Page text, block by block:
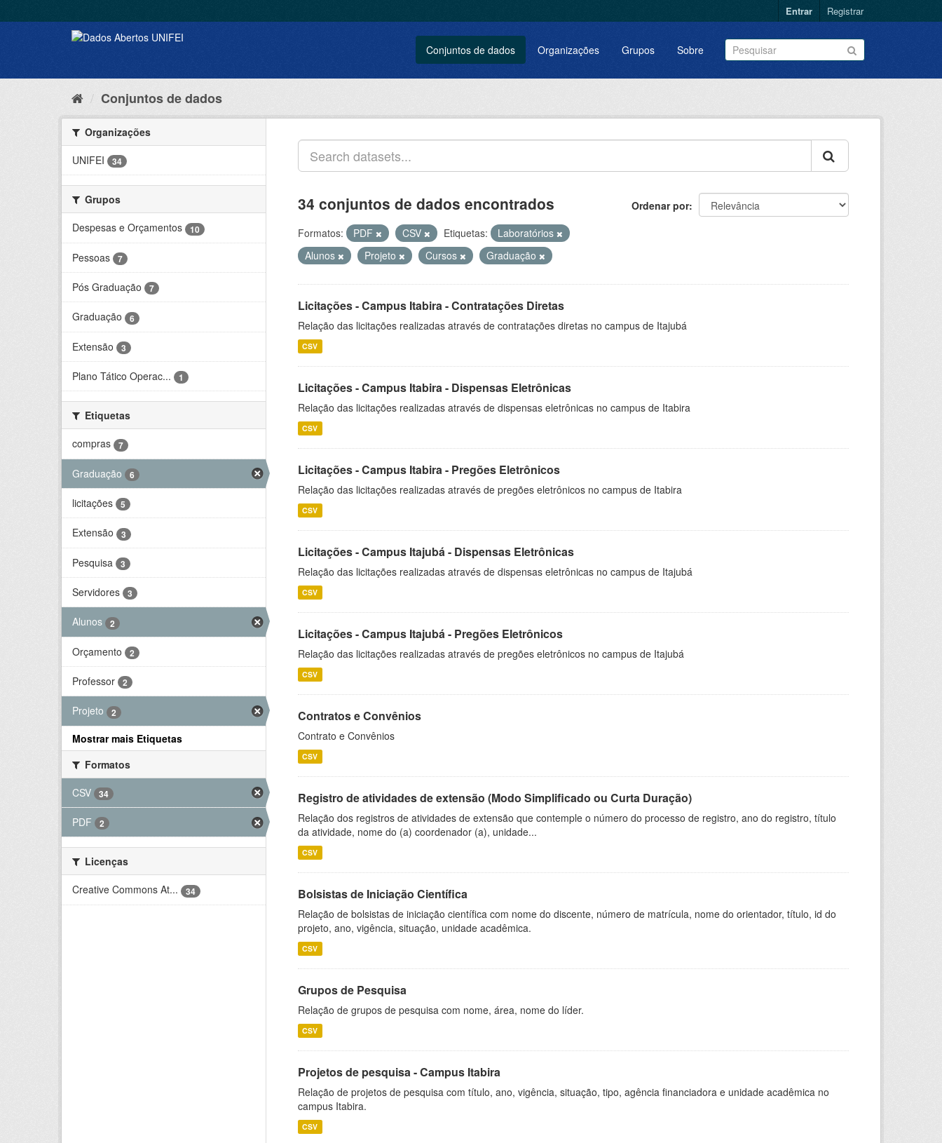
Entrar Registrar
Conjuntos de dados Organizações Grupos Sobre
Conjuntos de dados
Organizações
UNIFEI
34
Grupos
Despesas e Orçamentos
10
Pessoas 7
Pós Graduação 7
Graduação 6
Extensão 3
Plano Tático Operac... 1
Etiquetas
compras
7
Graduação 6
licitações 5
Extensão 3
Pesquisa 3
Servidores 3
Alunos 2
Orçamento 2
Professor 2
Projeto 2
Mostrar mais Etiquetas
Formatos
CSV
34
PDF 2
Licenças
Creative Commons At...
34
Ordenar por
34 conjuntos de dados encontrados
Formatos: PDF CSV Etiquetas:
Laboratórios
Alunos
Projeto Cursos Graduação
Licitações - Campus Itabira - Contratações Diretas
Relação das licitações realizadas através de contratações diretas no campus de Itajubá
CSV
Licitações - Campus Itabira - Dispensas Eletrônicas
Relação das licitações realizadas através de dispensas eletrônicas no campus de Itabira
CSV
Licitações - Campus Itabira - Pregões Eletrônicos
Relação das licitações realizadas através de pregões eletrônicos no campus de Itabira
CSV
Licitações - Campus Itajubá - Dispensas Eletrônicas
Relação das licitações realizadas através de dispensas eletrônicas no campus de Itajubá
CSV
Licitações - Campus Itajubá - Pregões Eletrônicos
Relação das licitações realizadas através de pregões eletrônicos no campus de Itajubá
CSV
Contratos e Convênios
Contrato e Convênios
CSV
Registro de atividades de extensão (Modo Simplificado ou Curta Duração)
Relação dos registros de atividades de extensão que contemple o número do processo de registro, ano do registro, título
da atividade, nome do (a) coordenador (a), unidade...
CSV
Bolsistas de Iniciação Científica
Relação de bolsistas de iniciação científica com nome do discente, número de matrícula, nome do orientador, título, id do
projeto, ano, vigência, situação, unidade acadêmica.
CSV
Grupos de Pesquisa
Relação de grupos de pesquisa com nome, área, nome do líder.
CSV
Projetos de pesquisa - Campus Itabira
Relação de projetos de pesquisa com título, ano, vigência, situação, tipo, agência financiadora e unidade acadêmica no
campus Itabira.
CSV